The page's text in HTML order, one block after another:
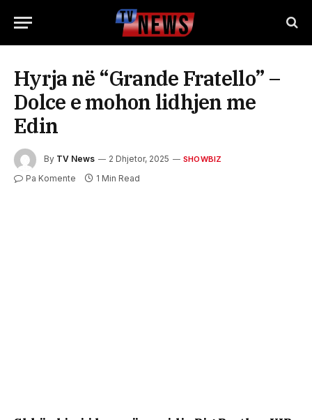
Hyrja në “Grande Fratello” –
Dolce e mohon lidhjen me
Edin
By TV News 2 Dhjetor, 2025 SHOWBIZ
Pa Komente 1 Min Read